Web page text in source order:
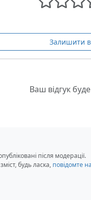
Залишити
Ваш відгук
після модерації.
будь ласка, повідомте